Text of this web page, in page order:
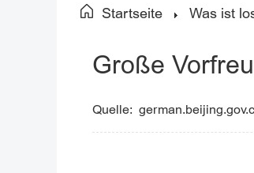
Startseite Was ist
Große
Quelle: